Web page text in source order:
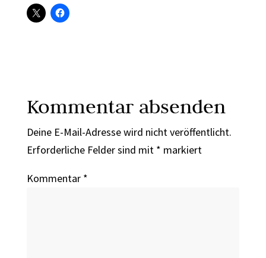
Kommentar absenden
Deine E-Mail-Adresse wird nicht veröffentlicht.
Erforderliche Felder sind mit * markiert
Kommentar *